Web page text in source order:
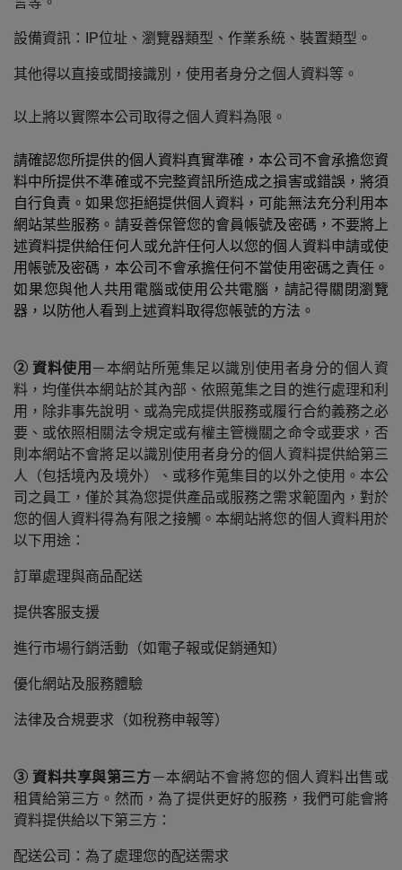
設備資訊：IP位址、瀏覽器類型、作業系統、裝置類型。
其他得以直接或間接識別，使用者身分之個人資料等。
以上將以實際本公司取得之個人資料為限。
請確認您所提供的個人資料真實準確，本公司不會承擔您資
料中所提供不準確或不完整資訊所造成之損害或錯誤，將須
自行負責。如果您拒絕提供個人資料，可能無法充分利用本
網站某些服務。請妥善保管您的會員帳號及密碼，不要將上
述資料提供給任何人或允許任何人以您的個人資料申請或使
用帳號及密碼，本公司不會承擔任何不當使用密碼之責任。
如果您與他人共用電腦或使用公共電腦，請記得關閉瀏覽
器，以防他人看到上述資料取得您帳號的方法。
② 資料使用 － 本網站所蒐集足以識別使用者身分的個人資
料，均僅供本網站於其內部、依照蒐集之目的進行處理和利
用，除非事先說明、或為完成提供服務或履行合約義務之必
要、或依照相關法令規定或有權主管機關之命令或要求，否
則本網站不會將足以識別使用者身分的個人資料提供給第三
人（包括境內及境外）、或移作蒐集目的以外之使用。本公
司之員工，僅於其為您提供產品或服務之需求範圍內，對於
您的個人資料得為有限之接觸。 本網站將您的個人資料用於
以下用途：
訂單處理與商品配送
提供客服支援
進行市場行銷活動（如電子報或促銷通知）
優化網站及服務體驗
法律及合規要求（如稅務申報等）
③ 資料共享與第三方－本網站不會將您的個人資料出售或
租賃給第三方。然而，為了提供更好的服務，我們可能會將
資料提供給以下第三方：
配送公司：為了處理您的配送需求